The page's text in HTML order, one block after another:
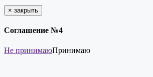
× закрыть
Соглашение №4
Не принимаюПринимаю